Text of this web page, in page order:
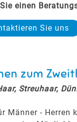
einen
Sie uns
zum
Streuhaar,
Männer -